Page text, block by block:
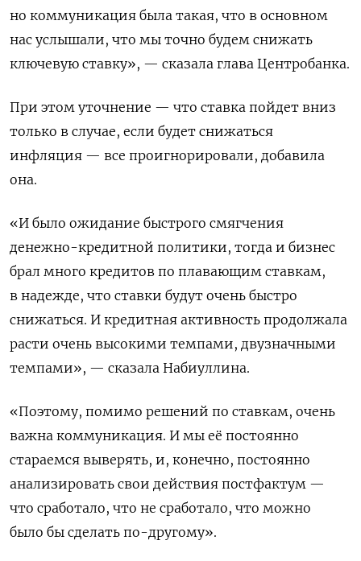
но коммуникация была такая, что в основном
нас услышали, что мы точно будем снижать
ключевую ставку», — сказала глава Центробанка.
При этом уточнение — что ставка пойдет вниз
только в случае, если будет снижаться
инфляция — все проигнорировали, добавила
она.
«И было ожидание быстрого смягчения
денежно-кредитной политики, тогда и бизнес
брал много кредитов по плавающим ставкам,
в надежде, что ставки будут очень быстро
снижаться. И кредитная активность продолжала
расти очень высокими темпами, двузначными
темпами», — сказала Набиуллина.
«Поэтому, помимо решений по ставкам, очень
важна коммуникация. И мы её постоянно
стараемся выверять, и, конечно, постоянно
анализировать свои действия постфактум —
что сработало, что не сработало, что можно
было бы сделать по-другому».